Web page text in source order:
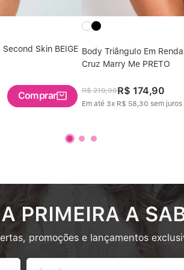
Skin BEIGE
Comprar
Body Triângulo Em
Cruz Marry Me PRETO
R$ 219,90R$ 174,90
Em até 3x R$ 58,30 sem juros
PRIMEIRA A
promoções e lançamentos